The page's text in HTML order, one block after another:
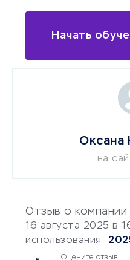
Начать
Отзыв о компании
16 августа 2025 в
использования:
Оцените отзыв
Оксана
на